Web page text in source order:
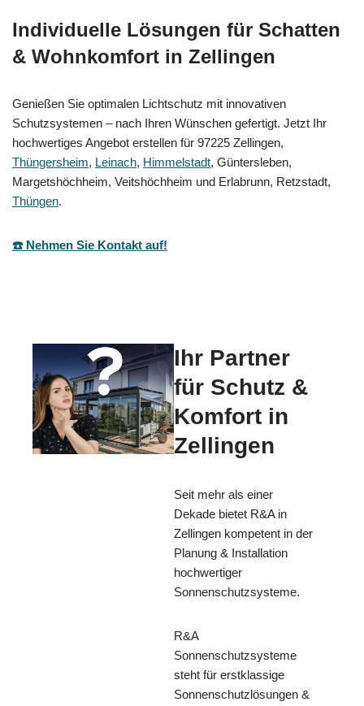
Individuelle Lösungen für Schatten
& Wohnkomfort in Zellingen
Genießen Sie optimalen Lichtschutz mit innovativen
Schutzsystemen – nach Ihren Wünschen gefertigt. Jetzt Ihr
hochwertiges Angebot erstellen für 97225 Zellingen,
Thüngersheim, Leinach, Himmelstadt, Güntersleben,
Margetshöchheim, Veitshöchheim und Erlabrunn, Retzstadt,
Thüngen.
☎️ Nehmen Sie Kontakt auf!
Ihr Partner
für Schutz &
Komfort in
Zellingen
Seit mehr als einer
Dekade bietet R&A in
Zellingen kompetent in der
Planung & Installation
hochwertiger
Sonnenschutzsysteme.
R&A
Sonnenschutzsysteme
steht für erstklassige
Sonnenschutzlösungen &